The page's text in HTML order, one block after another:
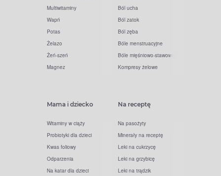
Multiwitaminy
Wapń
Potas
Żelazo
Żeń-szeń
Magnez
Ból ucha
Ból zatok
Ból zęba
Bóle menstruacyjne
Bóle mięśniowo-stawowe
Kompresy żelowe
Mama i dziecko
Witaminy w ciąży
Probiotyki dla dzieci
Kwas foliowy
Odparzenia
Na katar dla dzieci
Na receptę
Na pasożyty
Minerały na receptę
Leki na cukrzycę
Leki na grzybicę
Leki na trądzik